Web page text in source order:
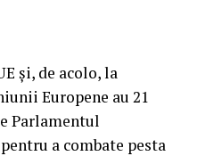
şi, de acolo, la
Europene au 21
Parlamentul
a combate pesta